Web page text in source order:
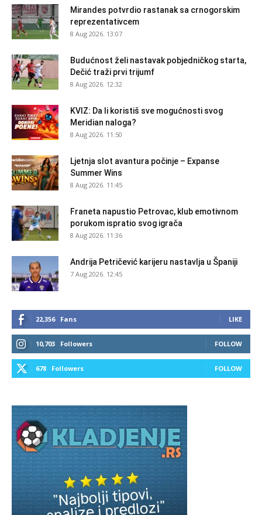
Mirandes potvrdio rastanak sa crnogorskim
reprezentativcem
8 Aug 2026. 13:07
Budućnost želi nastavak pobjedničkog starta,
Dečić traži prvi trijumf
8 Aug 2026. 12:32
KVIZ: Da li koristiš sve mogućnosti svog
Meridian naloga?
8 Aug 2026. 11:50
Ljetnja slot avantura počinje – Expanse
Summer Wins
8 Aug 2026. 11:45
Franeta napustio Petrovac, klub emotivnom
porukom ispratio svog igrača
8 Aug 2026. 11:36
Andrija Petričević karijeru nastavlja u Španiji
7 Aug 2026. 12:45
22,356 Fans LIKE
10,703 Followers FOLLOW
678 Followers FOLLOW